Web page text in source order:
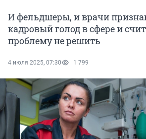
И фельдшеры, и врачи
кадровый голод в сфере и
проблему не решить
4 июля 2025, 07:30 1 799